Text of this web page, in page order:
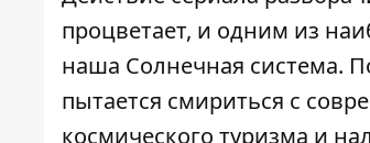
процветает, и одним из
наша Солнечная система.
пытается смириться с
космического туризма и